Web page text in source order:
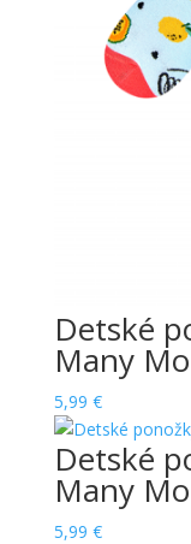
Detské
Many
5,99 €
Detské
Many
5,99 €